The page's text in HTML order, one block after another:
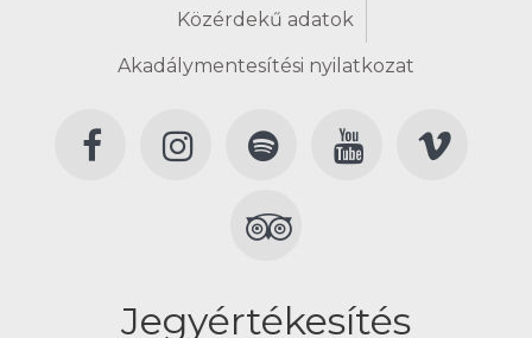
Közérdekű adatok
Akadálymentesítési nyilatkozat
Jegyértékesítés